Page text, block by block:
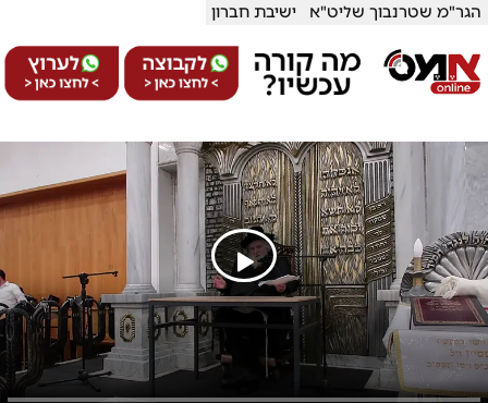
הגר"מ שטרנבוך שליט"א ישיבת חברון